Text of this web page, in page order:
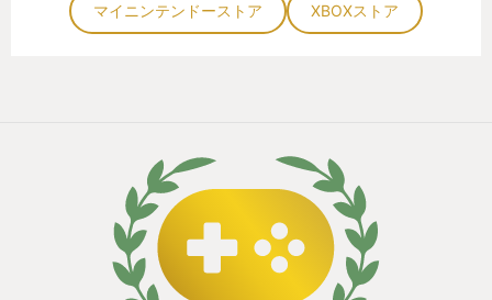
マイニンテンドーストア XBOXストア